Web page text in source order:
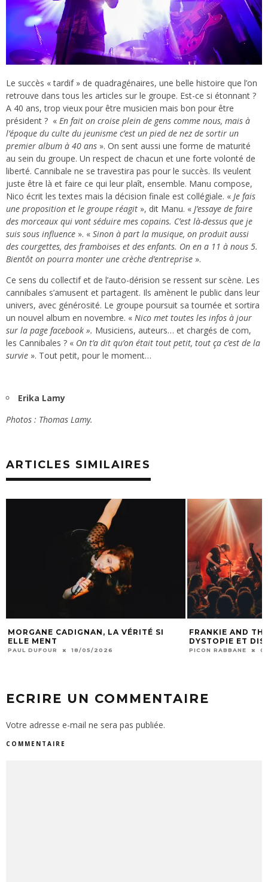
Le succès « tardif » de quadragénaires, une belle histoire que l’on
retrouve dans tous les articles sur le groupe. Est-ce si étonnant ?
A 40 ans, trop vieux pour être musicien mais bon pour être
président ? « En fait on croise plein de gens comme nous, mais à
l’époque du culte du jeunisme c’est un pied de nez de sortir un
premier album à 40 ans ». On sent aussi une forme de maturité
au sein du groupe. Un respect de chacun et une forte volonté de
liberté. Cannibale ne se travestira pas pour le succès. Ils veulent
juste être là et faire ce qui leur plaît, ensemble. Manu compose,
Nico écrit les textes mais la décision finale est collégiale. « Je fais
une proposition et le groupe réagit », dit Manu. « J’essaye de faire
des morceaux qui vont séduire mes copains. C’est là-dessus que je
suis sous influence ». « Sinon à part la musique, on produit aussi
des courgettes, des framboises et des enfants. On en a 11 à nous 5.
Bientôt on pourra monter une crèche d’entreprise ».
Ce sens du collectif et de l’auto-dérision se ressent sur scène. Les
cannibales s’amusent et partagent. Ils amènent le public dans leur
univers, avec générosité. Le groupe poursuit sa tournée et sortira
un nouvel album en novembre. « Nico met toutes les infos à jour
sur la page facebook ». Musiciens, auteurs… et chargés de com,
les Cannibales ? « On t’a dit qu’on était tout petit, tout ça c’est de la
survie ». Tout petit, pour le moment…
Erika Lamy
Photos : Thomas Lamy.
ARTICLES SIMILAIRES
MORGANE CADIGNAN, LA VÉRITÉ SI
ELLE MENT
PAUL DUFOUR 18/05/2026
FRANKIE AND
DYSTOPIE ET
PICON RABBANE
ECRIRE UN COMMENTAIRE
Votre adresse e-mail ne sera pas publiée.
COMMENTAIRE